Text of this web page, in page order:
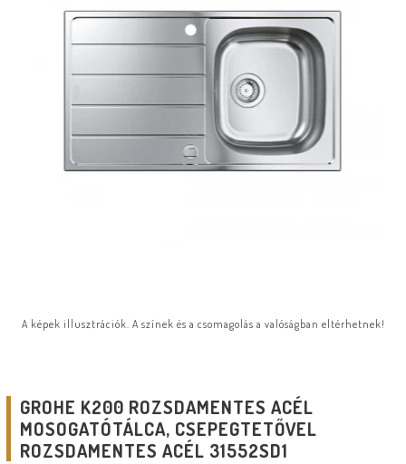
A képek illusztrációk. A színek és a csomagolás a valóságban eltérhetnek!
GROHE K200 ROZSDAMENTES ACÉL
MOSOGATÓTÁLCA, CSEPEGTETŐVEL
ROZSDAMENTES ACÉL 31552SD1